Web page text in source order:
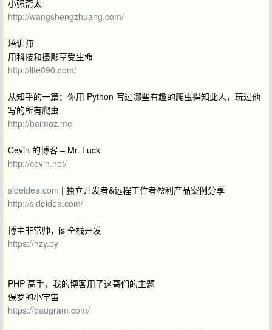
小强斋太
http://wangshengzhuang.com/
培训师
用科技和摄影享受生命
http://life890.com/
从知乎的一篇：你用 Python 写过哪些有趣的爬虫得知此人，玩过他
写的所有爬虫
http://baimoz.me
Cevin 的博客 – Mr. Luck
http://cevin.net/
sideidea.com | 独立开发者&远程工作者盈利产品案例分享
http://sideidea.com/
博主非常帅，js 全栈开发
https://hzy.py
PHP 高手，我的博客用了这哥们的主题
保罗的小宇宙
https://paugram.com/